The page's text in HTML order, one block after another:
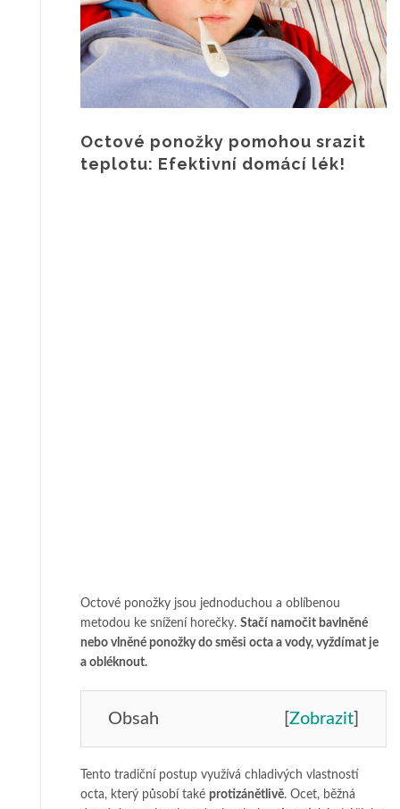
Octové ponožky pomohou srazit
teplotu: Efektivní domácí lék!
Octové ponožky jsou jednoduchou a oblíbenou
metodou ke snížení horečky. Stačí namočit bavlněné
nebo vlněné ponožky do směsi octa a vody, vyždímat je
a obléknout.
Obsah [Zobrazit]
Tento tradiční postup využívá chladivých vlastností
octa, který působí také protizánětlivě. Ocet, běžná